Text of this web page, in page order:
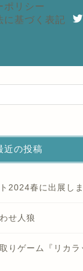
ポリシー
に基づく表記
近の投稿
2024春に出展しま
せ人狼
りゲーム『リカラ